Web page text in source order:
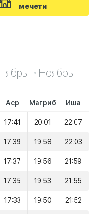
мечети
Ноябрь
Аср Магриб Иша
17:41 20:01 22:07
17:39 19:58 22:03
17:37 19:56 21:59
17:35 19:53 21:55
17:33 19:50 21:52